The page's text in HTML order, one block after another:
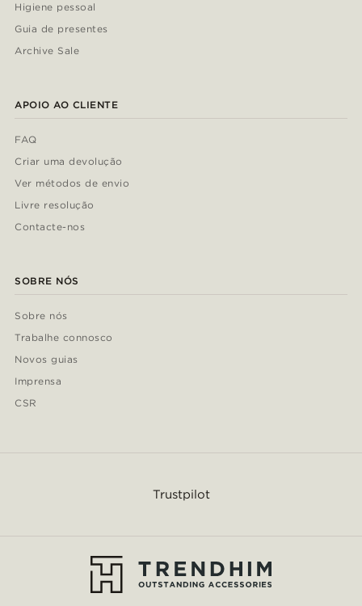
Higiene pessoal
Guia de presentes
Archive Sale
APOIO AO CLIENTE
FAQ
Criar uma devolução
Ver métodos de envio
Livre resolução
Contacte-nos
SOBRE NÓS
Sobre nós
Trabalhe connosco
Novos guias
Imprensa
CSR
Trustpilot